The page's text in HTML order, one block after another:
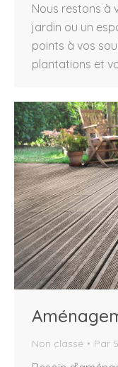
Nous restons à
jardin ou un
points à vos
plantations et
Non classé Par